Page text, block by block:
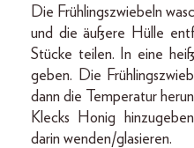
Die Frühlingszwiebeln
und die äußere Hülle
Stücke teilen. In eine
geben. Die
dann die Temperatur
Klecks Honig
darin wenden/glasieren.